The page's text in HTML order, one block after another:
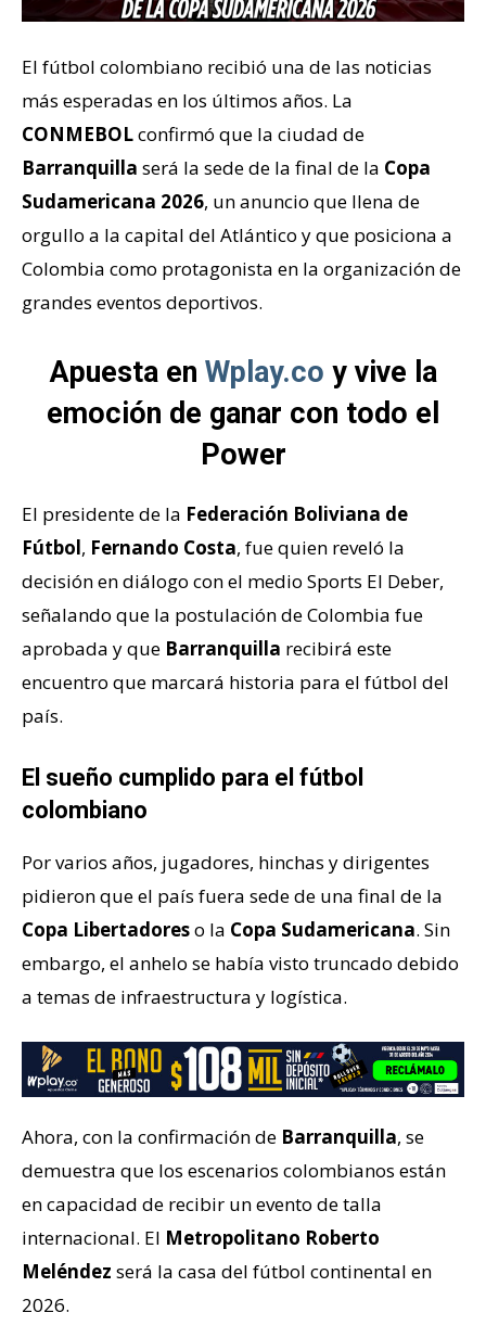
El fútbol colombiano recibió una de las noticias
más esperadas en los últimos años. La
CONMEBOLconfirmó que la ciudad de
Barranquilla será la sede de la final de la Copa
Sudamericana 2026, un anuncio que llena de
orgullo a la capital del Atlántico y que posiciona a
Colombia como protagonista en la organización de
grandes eventos deportivos.
Apuesta en Wplay.co y vive la
emoción de ganar con todo el
Power
El presidente de la Federación Boliviana de
Fútbol, Fernando Costa, fue quien reveló la
decisión en diálogo con el medio Sports El Deber,
señalando que la postulación de Colombia fue
aprobada y que Barranquilla recibirá este
encuentro que marcará historia para el fútbol del
país.
El sueño cumplido para el fútbol
colombiano
Por varios años, jugadores, hinchas y dirigentes
pidieron que el país fuera sede de una final de la
Copa Libertadoreso la Copa Sudamericana. Sin
embargo, el anhelo se había visto truncado debido
a temas de infraestructura y logística.
Ahora, con la confirmación de Barranquilla, se
demuestra que los escenarios colombianos están
en capacidad de recibir un evento de talla
internacional. El Metropolitano Roberto
Meléndez será la casa del fútbol continental en
2026.